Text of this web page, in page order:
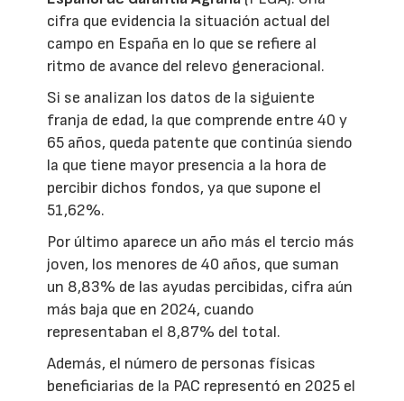
cifra que evidencia la situación actual del
campo en España en lo que se refiere al
ritmo de avance del relevo generacional.
Si se analizan los datos de la siguiente
franja de edad, la que comprende entre 40 y
65 años, queda patente que continúa siendo
la que tiene mayor presencia a la hora de
percibir dichos fondos, ya que supone el
51,62%.
Por último aparece un año más el tercio más
joven, los menores de 40 años, que suman
un 8,83% de las ayudas percibidas, cifra aún
más baja que en 2024, cuando
representaban el 8,87% del total.
Además, el número de personas físicas
beneficiarias de la PAC representó en 2025 el